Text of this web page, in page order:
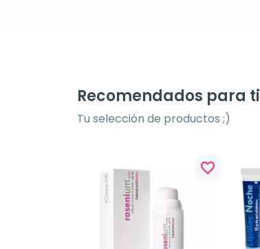
Recomendados para ti
Tu selección de productos ;)
favorite_border